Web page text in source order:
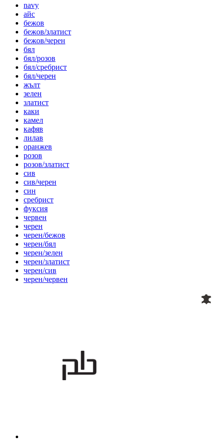
navy
айс
бежов
бежов/златист
бежов/черен
бял
бял/розов
бял/сребрист
бял/черен
жълт
зелен
златист
каки
камел
кафяв
лилав
оранжев
розов
розов/златист
сив
сив/черен
син
сребрист
фуксия
червен
черен
черен/бежов
черен/бял
черен/зелен
черен/златист
черен/сив
черен/червен